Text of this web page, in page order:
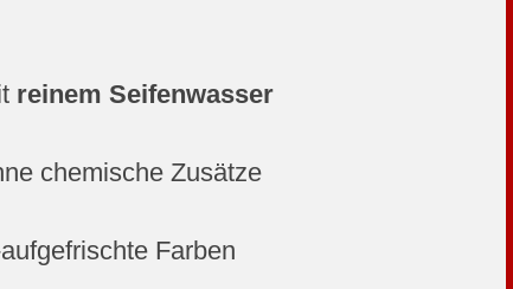
reinem Seifenwasser
chemische Zusätze
Farben